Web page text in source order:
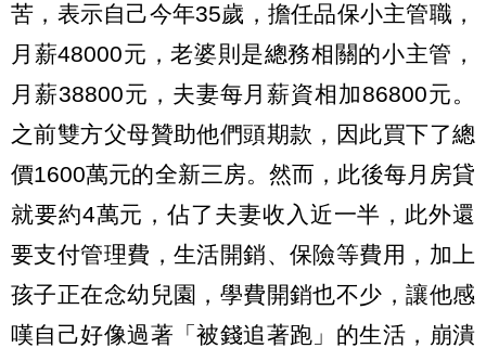
苦，表示自己今年35歲，擔任品保小主管職，
月薪48000元，老婆則是總務相關的小主管，
月薪38800元，夫妻每月薪資相加86800元。
之前雙方父母贊助他們頭期款，因此買下了總
價1600萬元的全新三房。然而，此後每月房貸
就要約4萬元，佔了夫妻收入近一半，此外還
要支付管理費，生活開銷、保險等費用，加上
孩子正在念幼兒園，學費開銷也不少，讓他感
嘆自己好像過著「被錢追著跑」的生活，崩潰